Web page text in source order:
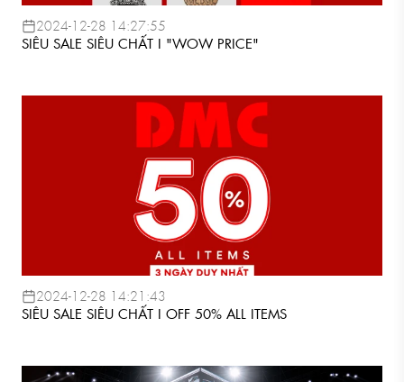
2024-12-28 14:27:55
SIÊU SALE SIÊU CHẤT I "WOW PRICE"
2024-12-28 14:21:43
SIÊU SALE SIÊU CHẤT I OFF 50% ALL ITEMS